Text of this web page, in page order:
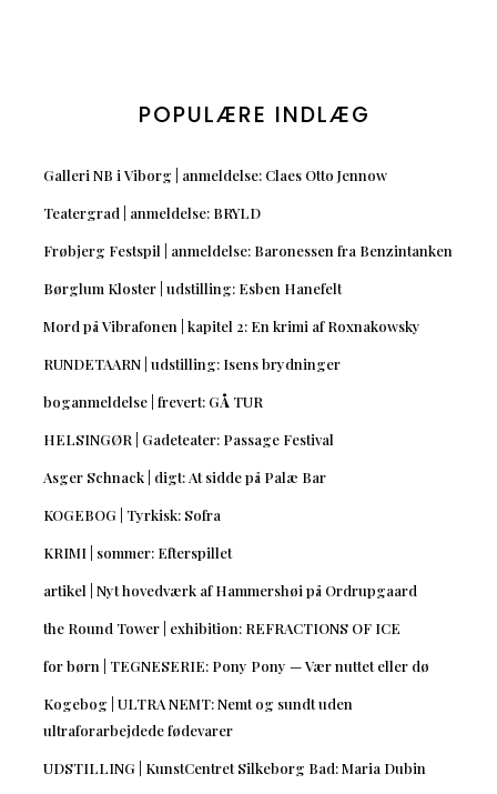
POPULÆRE INDLÆG
Galleri NB i Viborg | anmeldelse: Claes Otto Jennow
Teatergrad | anmeldelse: BRYLD
Frøbjerg Festspil | anmeldelse: Baronessen fra Benzintanken
Børglum Kloster | udstilling: Esben Hanefelt
Mord på Vibrafonen | kapitel 2: En krimi af Roxnakowsky
RUNDETAARN | udstilling: Isens brydninger
boganmeldelse | frevert: GÅ TUR
HELSINGØR | Gadeteater: Passage Festival
Asger Schnack | digt: At sidde på Palæ Bar
KOGEBOG | Tyrkisk: Sofra
KRIMI | sommer: Efterspillet
artikel | Nyt hovedværk af Hammershøi på Ordrupgaard
the Round Tower | exhibition: REFRACTIONS OF ICE
for børn | TEGNESERIE: Pony Pony — Vær nuttet eller dø
Kogebog | ULTRA NEMT: Nemt og sundt uden
ultraforarbejdede fødevarer
UDSTILLING | KunstCentret Silkeborg Bad: Maria Dubin